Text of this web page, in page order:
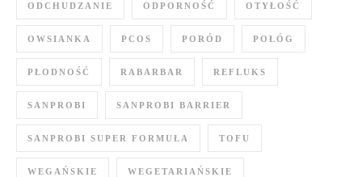
ODCHUDZANIE ODPORNOŚĆ OTYŁOŚĆ
OWSIANKA PCOS PORÓD POŁÓG
PŁODNOŚĆ RABARBAR REFLUKS
SANPROBI SANPROBI BARRIER
SANPROBI SUPER FORMUŁA TOFU
WEGAŃSKIE WEGETARIAŃSKIE